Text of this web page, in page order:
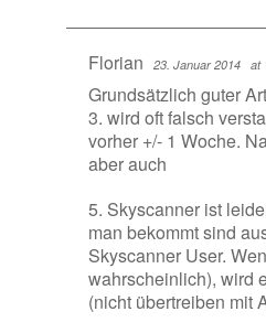
Florian 23. Januar 2014 at
Grundsätzlich guter
3. wird oft falsch
vorher +/- 1 Woche.
aber auch
5. Skyscanner ist
man bekommt sind
Skyscanner User.
wahrscheinlich), wird
(nicht übertreiben mit